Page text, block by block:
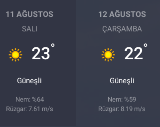
11 AĞUSTOS
SALI
23°
Güneşli
Nem: %64
Rüzgar: 7.61 m/s
12 AĞUSTOS
ÇARŞAMBA
22°
Güneşli
Nem: %59
Rüzgar: 8.19 m/s